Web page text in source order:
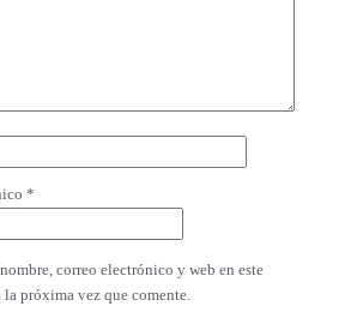
*
correo electrónico y web en este
la próxima vez que comente.